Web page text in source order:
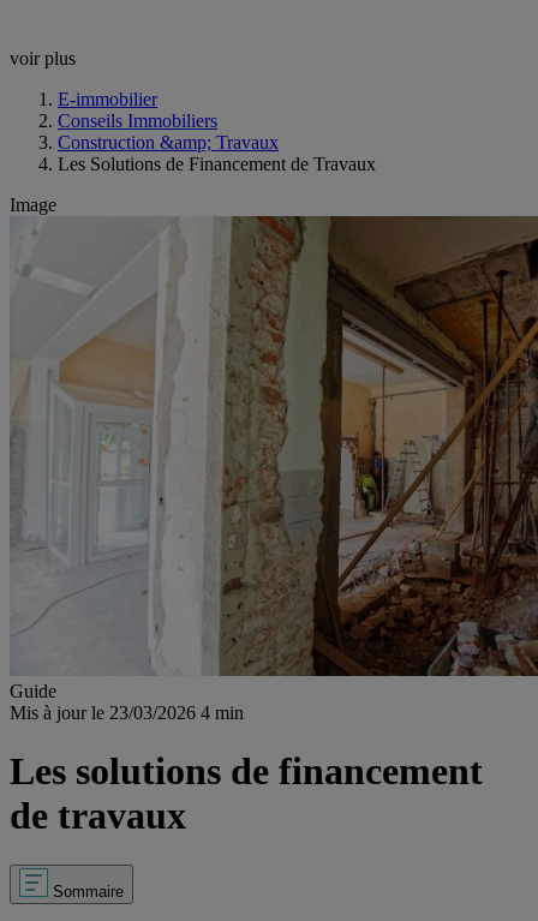
voir plus
E-immobilier
Conseils Immobiliers
Construction &amp; Travaux
Les Solutions de Financement de Travaux
Image
Guide
Mis à jour le 23/03/2026 4 min
Les solutions de financement
de travaux
Sommaire